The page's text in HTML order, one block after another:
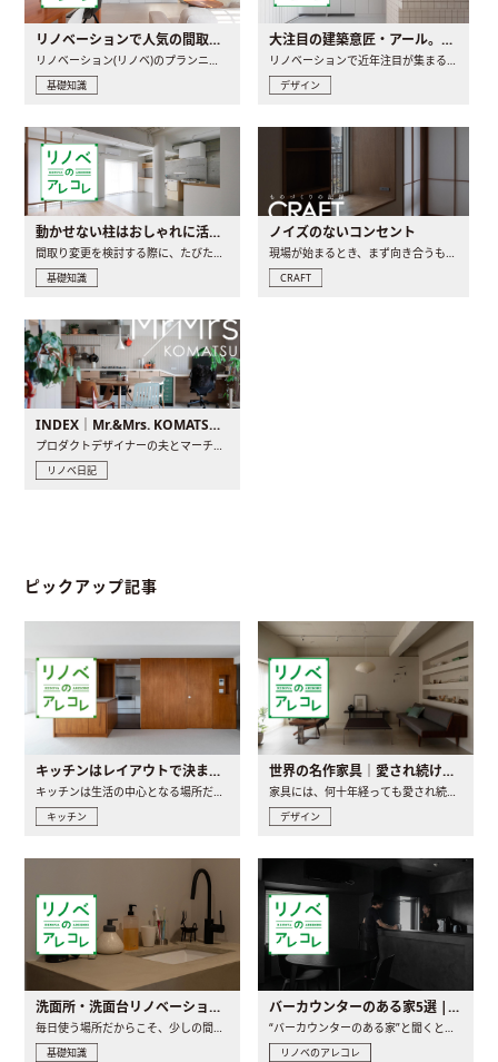
リノベーションで人気の間取りとは？トレンドの間取りと実例を徹底解説
リノベーション(リノベ)のプランニングで一番最初に決めるのは..
基礎知識
大注目の建築意匠・アール。人気の理由と空間に取り入れるポイント
リノベーションで近年注目が集まる建築意匠の一つであるアール..
デザイン
動かせない柱はおしゃれに活用！柱を魅せるリノベーション(リノベ)4選
間取り変更を検討する際に、たびたび皆さんの頭を悩ませる動か..
基礎知識
ノイズのないコンセント
現場が始まるとき、まず向き合うものの一つがコンセントです..
CRAFT
INDEX｜Mr.&Mrs. KOMATSU renovation diary
プロダクトデザイナーの夫とマーチャンダイザーの妻が、夫婦で..
リノベ日記
ピックアップ記事
キッチンはレイアウトで決まる。後悔しないための考え方と選び方
キッチン
世界の名作家具｜愛され続ける理由と一生モノとの出会い方
デザイン
洗面所・洗面台リノベーションの事例と間取りアイデア
毎日使う場所だからこそ、少しの間取りの工夫や素材の選び方で..
基礎知識
バーカウンターのある家5選 | 日常に馴染む“距離の近い”キッチンとは
“バーカウンターのある家”と聞くと、少し特別な、大人のための..
リノベのアレコレ